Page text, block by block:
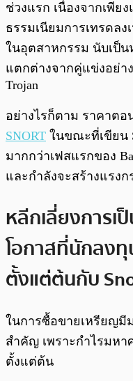
ช่วงแรก เนื่องจากเพีย
ธรรมเนียมการเทรดลง
ในอุตสาหกรรม นับเป็น
แตกต่างจากคู่แข่งอย่าง
Trojan
อย่างไรก็ตาม ราคาตอ
SNORT ในขณะที่เขียน
มากกว่าเฟสแรกของ
และกำลังจะสร้างแรง
หลีกเลี่ยงการเ
โอกาสที่นักลงทุ
ตั้งแต่ต้นกับ
ในการซื้อขายเหรียญมี
สำคัญ เพราะกำไรมห
ตั้งแต่ต้น